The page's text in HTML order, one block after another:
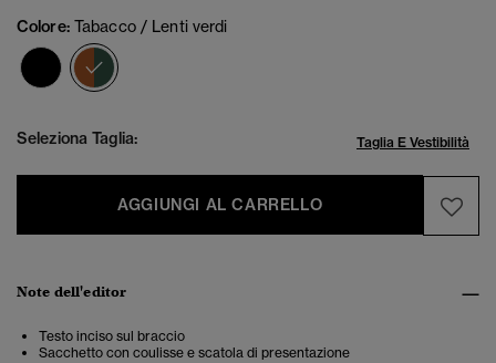
Colore: Tabacco / Lenti verdi
Seleziona Taglia: Taglia E Vestibilità
AGGIUNGI AL CARRELLO
Note dell'editor
Testo inciso sul braccio
Sacchetto con coulisse e scatola di presentazione